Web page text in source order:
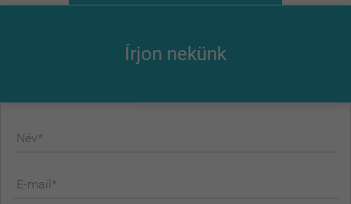
Írjon nekünk
Név*
E-mail*